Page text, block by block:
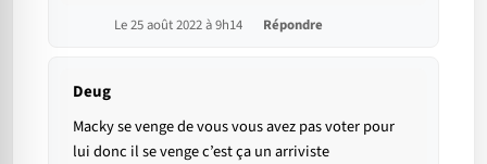
Le 25 août 2022 à 9h14 Répondre
Deug
Macky se venge de vous vous avez pas voter pour
lui donc il se venge c’est ça un arriviste